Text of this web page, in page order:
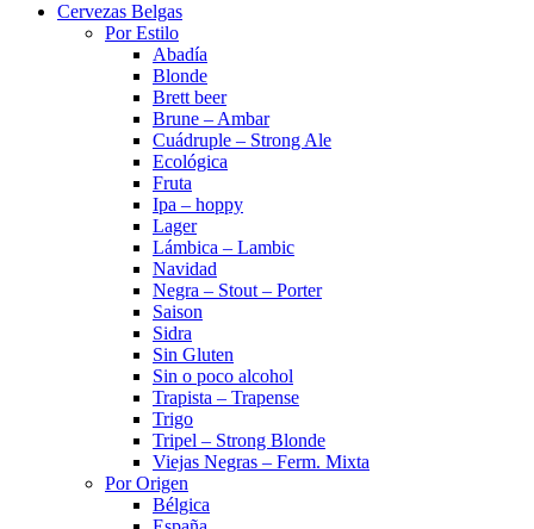
Cervezas Belgas
Por Estilo
Abadía
Blonde
Brett beer
Brune – Ambar
Cuádruple – Strong Ale
Ecológica
Fruta
Ipa – hoppy
Lager
Lámbica – Lambic
Navidad
Negra – Stout – Porter
Saison
Sidra
Sin Gluten
Sin o poco alcohol
Trapista – Trapense
Trigo
Tripel – Strong Blonde
Viejas Negras – Ferm. Mixta
Por Origen
Bélgica